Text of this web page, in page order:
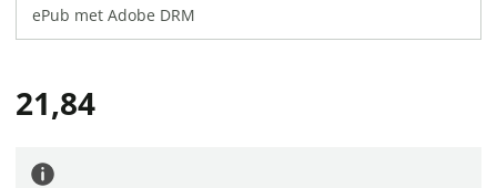
ePub met Adobe DRM
21,84